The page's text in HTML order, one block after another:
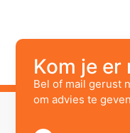
Kom je er
Bel of mail gerust
om advies te